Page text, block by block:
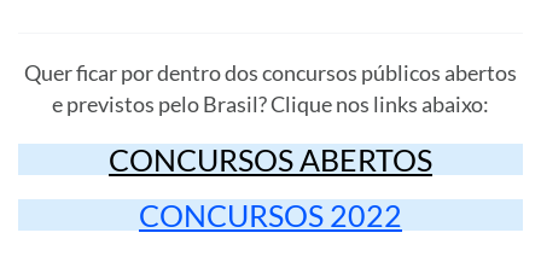
Quer ficar por dentro dos concursos públicos abertos
e previstos pelo Brasil? Clique nos links abaixo:
CONCURSOS ABERTOS
CONCURSOS 2022